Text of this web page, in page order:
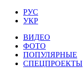
РУС
УКР
ВИДЕО
ФОТО
ПОПУЛЯРНЫЕ
СПЕЦПРОЕКТЫ